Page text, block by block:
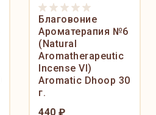
Благовоние
Ароматерапия №6
(Natural
Aromatherapeutic
Incense VI)
Aromatic Dhoop 30
г.
440 ₽